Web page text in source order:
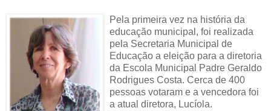
Pela primeira vez na história da
educação municipal, foi realizada
pela Secretaria Municipal de
Educação a eleição para a diretoria
da Escola Municipal Padre Geraldo
Rodrigues Costa. Cerca de 400
pessoas votaram e a vencedora foi
a atual diretora, Lucíola.